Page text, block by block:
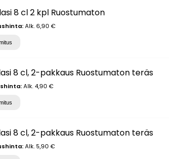
8 cl 2 kpl Ruostumaton
Alk. 6,90 €
8 cl, 2-pakkaus Ruostumaton teräs
Alk. 4,90 €
8 cl, 2-pakkaus Ruostumaton teräs
Alk. 5,90 €